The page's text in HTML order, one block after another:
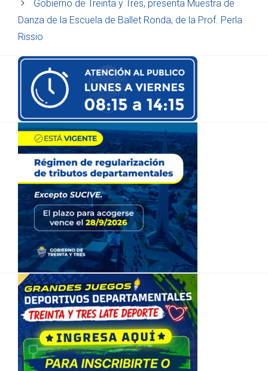
Gobierno de Treinta y Tres, presenta Muestra de
Danza de la Escuela de Ballet Ronda, de la Prof. Perla
Rissio